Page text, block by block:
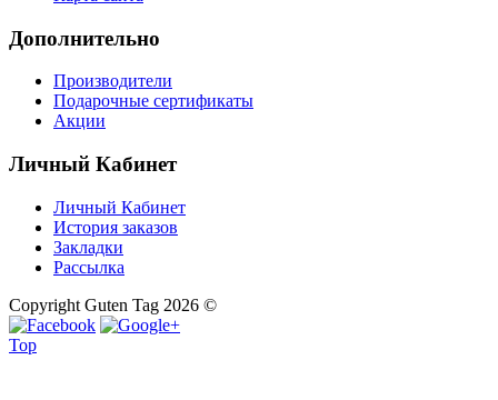
Дополнительно
Производители
Подарочные сертификаты
Акции
Личный Кабинет
Личный Кабинет
История заказов
Закладки
Рассылка
Copyright Guten Tag 2026 ©
Top